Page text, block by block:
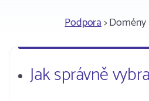
Podpora>
Jak správně